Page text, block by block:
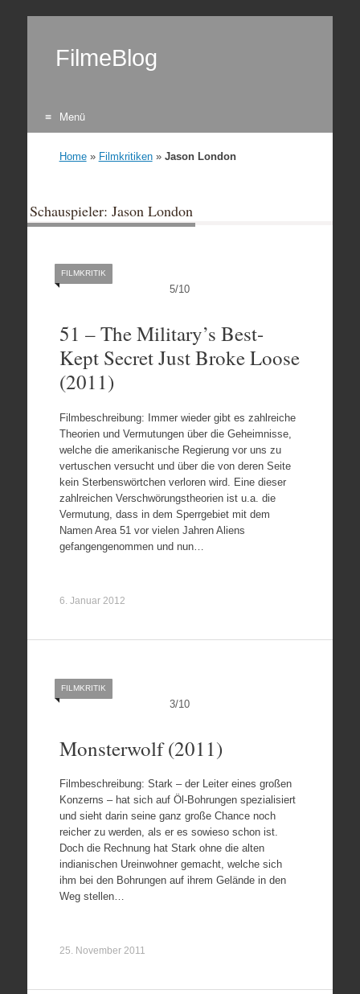
FilmeBlog
Menü
Home» Filmkritiken» Jason London
Schauspieler: Jason London
5/10
FILMKRITIK
51 – The Military’s Best-
Kept Secret Just Broke Loose
(2011)
Filmbeschreibung: Immer wieder gibt es zahlreiche
Theorien und Vermutungen über die Geheimnisse,
welche die amerikanische Regierung vor uns zu
vertuschen versucht und über die von deren Seite
kein Sterbenswörtchen verloren wird. Eine dieser
zahlreichen Verschwörungstheorien ist u.a. die
Vermutung, dass in dem Sperrgebiet mit dem
Namen Area 51 vor vielen Jahren Aliens
gefangengenommen und nun…
6. Januar 2012
3/10
FILMKRITIK
Monsterwolf (2011)
Filmbeschreibung: Stark – der Leiter eines großen
Konzerns – hat sich auf Öl-Bohrungen spezialisiert
und sieht darin seine ganz große Chance noch
reicher zu werden, als er es sowieso schon ist.
Doch die Rechnung hat Stark ohne die alten
indianischen Ureinwohner gemacht, welche sich
ihm bei den Bohrungen auf ihrem Gelände in den
Weg stellen…
25. November 2011